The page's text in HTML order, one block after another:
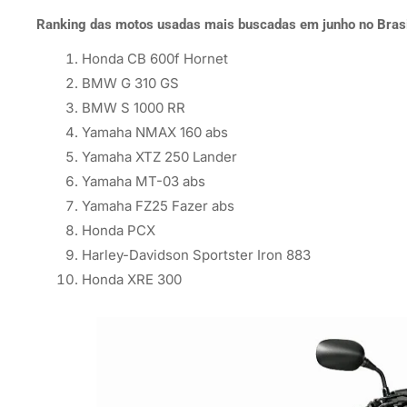
Ranking das motos usadas mais buscadas em junho no
Honda CB 600f Hornet
BMW G 310 GS
BMW S 1000 RR
Yamaha NMAX 160 abs
Yamaha XTZ 250 Lander
Yamaha MT-03 abs
Yamaha FZ25 Fazer abs
Honda PCX
Harley-Davidson Sportster Iron 883
Honda XRE 300